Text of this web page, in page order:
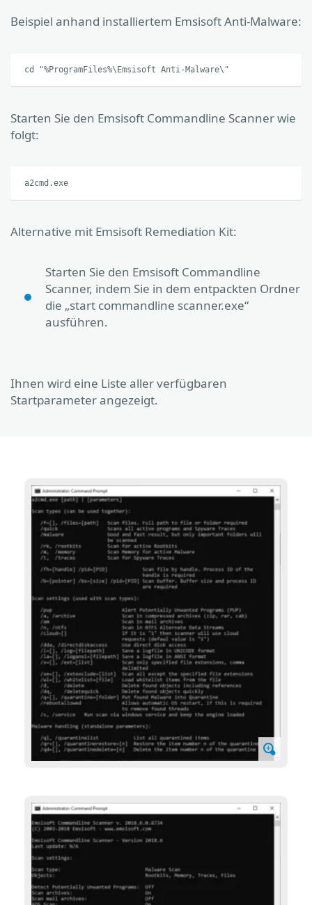
Beispiel anhand installiertem Emsisoft Anti-Malware:
cd "%ProgramFiles%\Emsisoft Anti-Malware\"
Starten Sie den Emsisoft Commandline Scanner wie
folgt:
a2cmd.exe
Alternative mit Emsisoft Remediation Kit:
Starten Sie den Emsisoft Commandline
Scanner, indem Sie in dem entpackten Ordner
die „start commandline scanner.exe“
ausführen.
Ihnen wird eine Liste aller verfügbaren
Startparameter angezeigt.